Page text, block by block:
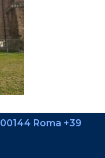
Roma +39